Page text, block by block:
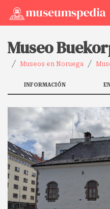
Museo
Museos en Noruega
INFORMACIÓN